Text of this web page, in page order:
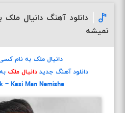
دانلود آهنگ دانیال
نمیشه
دانیال ملک به نام
دانلود آهنگ جدید دانیال ملک
– Kasi Man Nemishe